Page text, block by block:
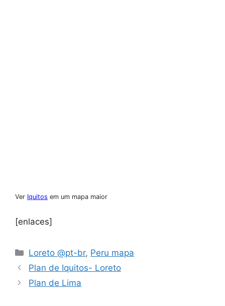
Ver Iquitos em um mapa maior
[enlaces]
Loreto @pt-br, Peru mapa
Plan de Iquitos- Loreto
Plan de Lima